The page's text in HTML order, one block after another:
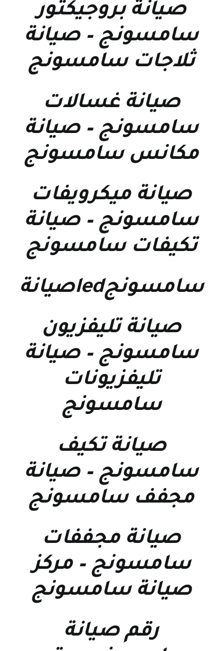
صيانة بروجيكتور
سامسونج –صيانة
ثلاجات سامسونج
صيانة غسالات
سامسونج –صيانة
مكانس سامسونج
صيانة ميكرويفات
سامسونج –صيانة
تكيفات سامسونج
سامسونجledصيانة
صيانة تليفزيون
سامسونج –صيانة
تليفزيونات
سامسونج
صيانة تكيف
سامسونج – صيانة
مجفف سامسونج
صيانة مجففات
سامسونج –مركز
صيانة سامسونج
رقم صيانة